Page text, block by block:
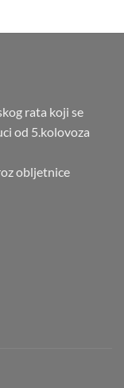
rata koji se
od 5.kolovoza
obljetnice